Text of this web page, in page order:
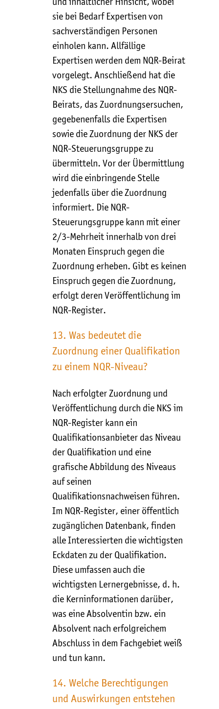
und inhaltlicher Hinsicht, wobei
sie bei Bedarf Expertisen von
sachverständigen Personen
einholen kann. Allfällige
Expertisen werden dem NQR-Beirat
vorgelegt. Anschließend hat die
NKS die Stellungnahme des NQR-
Beirats, das Zuordnungsersuchen,
gegebenenfalls die Expertisen
sowie die Zuordnung der NKS der
NQR-Steuerungsgruppe zu
übermitteln. Vor der Übermittlung
wird die einbringende Stelle
jedenfalls über die Zuordnung
informiert. Die NQR-
Steuerungsgruppe kann mit einer
2/3-Mehrheit innerhalb von drei
Monaten Einspruch gegen die
Zuordnung erheben. Gibt es keinen
Einspruch gegen die Zuordnung,
erfolgt deren Veröffentlichung im
NQR-Register.
13. Was bedeutet die
Zuordnung einer Qualifikation
zu einem NQR-Niveau?
Nach erfolgter Zuordnung und
Veröffentlichung durch die NKS im
NQR-Register kann ein
Qualifikationsanbieter das Niveau
der Qualifikation und eine
grafische Abbildung des Niveaus
auf seinen
Qualifikationsnachweisen führen.
Im NQR-Register, einer öffentlich
zugänglichen Datenbank, finden
alle Interessierten die wichtigsten
Eckdaten zu der Qualifikation.
Diese umfassen auch die
wichtigsten Lernergebnisse, d. h.
die Kerninformationen darüber,
was eine Absolventin bzw. ein
Absolvent nach erfolgreichem
Abschluss in dem Fachgebiet weiß
und tun kann.
14. Welche Berechtigungen
und Auswirkungen entstehen